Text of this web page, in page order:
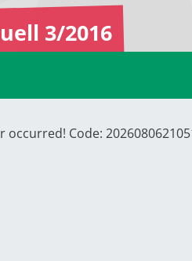
3/2016
occurred! Code: